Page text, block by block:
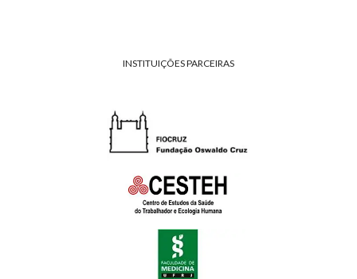
INSTITUIÇÕES PARCEIRAS